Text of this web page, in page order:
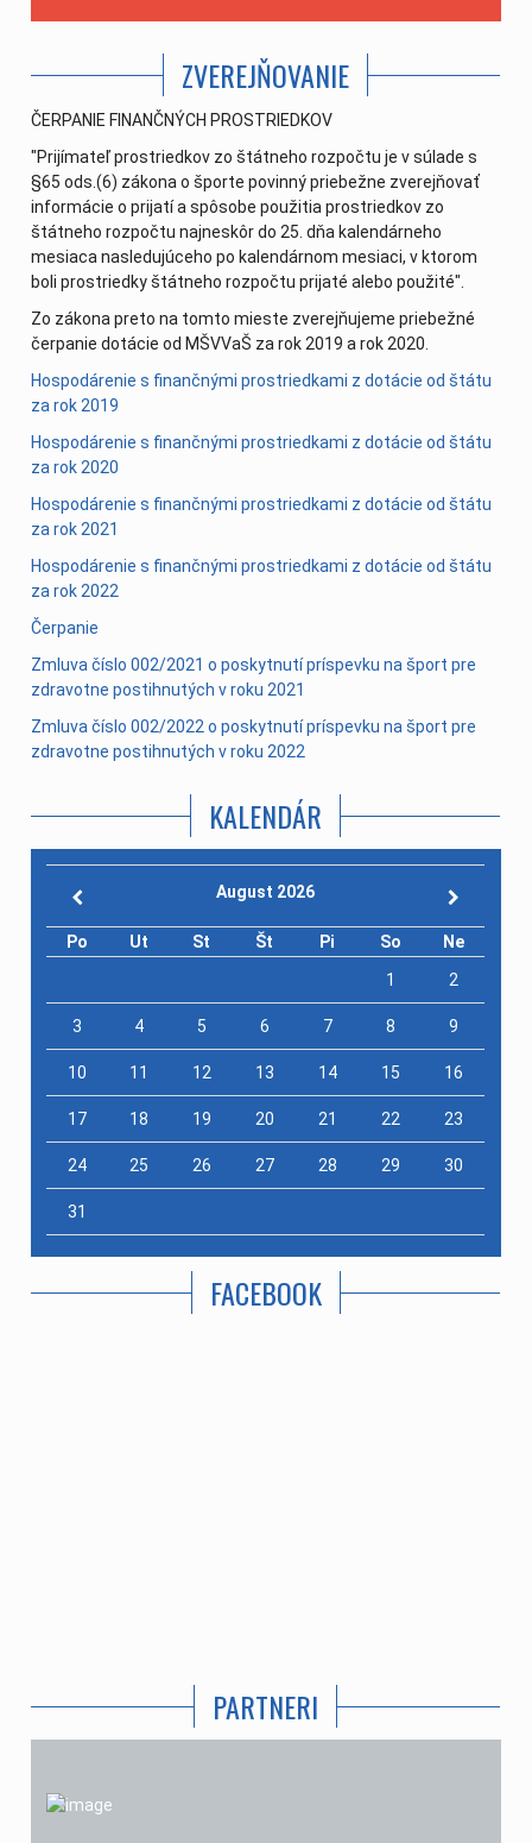
ZVEREJŇOVANIE
ČERPANIE FINANČNÝCH PROSTRIEDKOV
"Prijímateľ prostriedkov zo štátneho rozpočtu je v súlade s
§65 ods.(6) zákona o športe povinný priebežne zverejňovať
informácie o prijatí a spôsobe použitia prostriedkov zo
štátneho rozpočtu najneskôr do 25. dňa kalendárneho
mesiaca nasledujúceho po kalendárnom mesiaci, v ktorom
boli prostriedky štátneho rozpočtu prijaté alebo použité".
Zo zákona preto na tomto mieste zverejňujeme priebežné
čerpanie dotácie od MŠVVaŠ za rok 2019 a rok 2020.
Hospodárenie s finančnými prostriedkami z dotácie od štátu
za rok 2019
Hospodárenie s finančnými prostriedkami z dotácie od štátu
za rok 2020
Hospodárenie s finančnými prostriedkami z dotácie od štátu
za rok 2021
Hospodárenie s finančnými prostriedkami z dotácie od štátu
za rok 2022
Čerpanie
Zmluva číslo 002/2021 o poskytnutí príspevku na šport pre
zdravotne postihnutých v roku 2021
Zmluva číslo 002/2022 o poskytnutí príspevku na šport pre
zdravotne postihnutých v roku 2022
KALENDÁR
August 2026
Po Ut St Št Pi So
Ne
1
2
3 4 5 6 7 8 9
10 11 12 13 14 15 16
17 18 19 20 21 22 23
24 25 26 27 28 29 30
31
FACEBOOK
PARTNERI